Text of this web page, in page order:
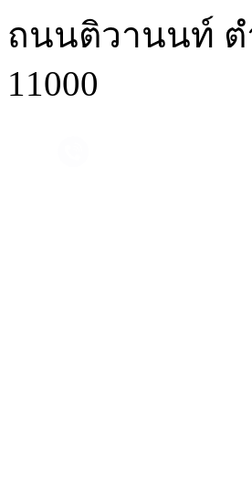
ถนนติวานนท์ ต
11000